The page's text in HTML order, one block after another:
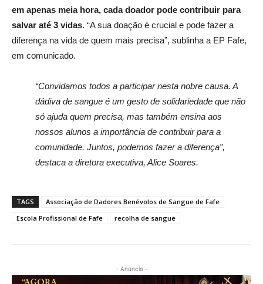
em apenas meia hora, cada doador pode contribuir para
salvar até 3 vidas. “A sua doação é crucial e pode fazer a
diferença na vida de quem mais precisa”, sublinha a EP Fafe,
em comunicado.
“Convidamos todos a participar nesta nobre causa. A
dádiva de sangue é um gesto de solidariedade que não
só ajuda quem precisa, mas também ensina aos
nossos alunos a importância de contribuir para a
comunidade. Juntos, podemos fazer a diferença”,
destaca a diretora executiva, Alice Soares.
TAGS
Associação de Dadores Benévolos de Sangue de Fafe
Escola Profissional de Fafe
recolha de sangue
- Anúncio -